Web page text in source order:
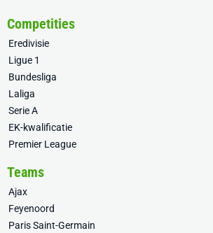
Competities
Eredivisie
Ligue 1
Bundesliga
Laliga
Serie A
EK-kwalificatie
Premier League
Teams
Ajax
Feyenoord
Paris Saint-Germain